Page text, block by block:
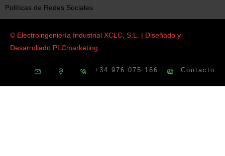
Políticas de Redes Sociales
© Electroingeniería Industrial XCLC, S,L. | Diseñado y
Desarrollado PLCmarketing
+34 976 075 166 Contacto